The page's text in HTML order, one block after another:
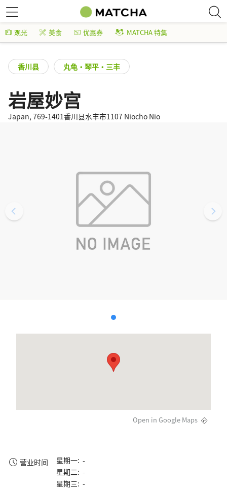
观光 美食 优惠券 MATCHA 特集
香川县 丸龟・琴平・三丰
岩屋妙宫
Japan, 769-1401香川县水丰市1107 Niocho Nio
Open in Google Maps
营业时间
星期一: -
星期二: -
星期三: -